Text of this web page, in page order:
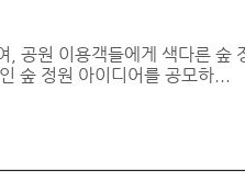
원 이용객들에게 색다른 숲
숲 정원 아이디어를 공모하...